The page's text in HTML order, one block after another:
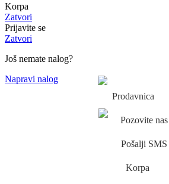
Korpa
Zatvori
Prijavite se
Zatvori
Još nemate nalog?
Napravi nalog
Prodavnica
Pozovite nas
Pošalji SMS
Korpa